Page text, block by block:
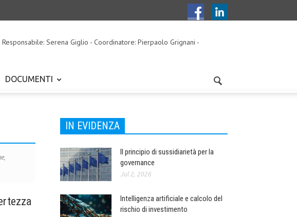
Serena Giglio - Coordinatore: Pierpaolo Grignani -
DOCUMENTI
IN EVIDENZA
Il principio di sussidiarietà per la
governance
Jul 2, 2026
Intelligenza artificiale e calcolo del
rischio di investimento